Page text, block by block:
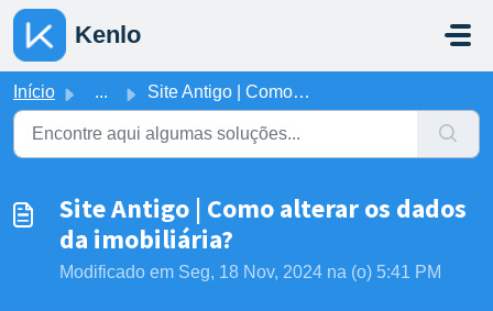
Ir para o conteúdo principal
Kenlo
Início ... Site Antigo | Como alterar os dados da imobiliária?
Site Antigo | Como alterar os dados
da imobiliária?
Modificado em Seg, 18 Nov, 2024 na (o) 5:41 PM